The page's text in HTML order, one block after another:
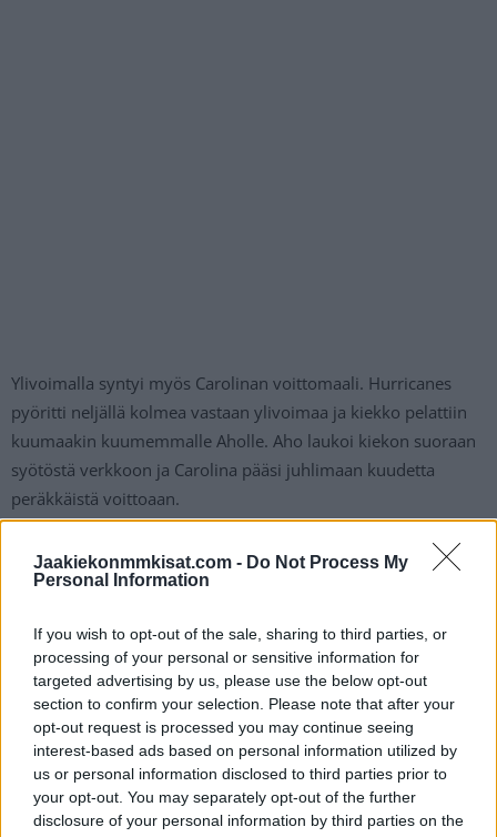
Jaakiekonmmkisat.com - Do Not Process My
Personal Information
If you wish to opt-out of the sale, sharing to third parties, or
processing of your personal or sensitive information for
targeted advertising by us, please use the below opt-out
section to confirm your selection. Please note that after your
opt-out request is processed you may continue seeing
interest-based ads based on personal information utilized by
us or personal information disclosed to third parties prior to
your opt-out. You may separately opt-out of the further
disclosure of your personal information by third parties on the
Ylivoimalla syntyi myös Carolinan voittomaali. Hurricanes
pyöritti neljällä kolmea vastaan ylivoimaa ja kiekko pelattiin
kuumaakin kuumemmalle Aholle. Aho laukoi kiekon suoraan
syötöstä verkkoon ja Carolina pääsi juhlimaan kuudetta
peräkkäistä voittoaan.
Sebastian Aho iskee voittomaalin ylivoimalla
https://twitter.com/ViaplayUrheilu/status/162065318006453
0432
Jos twiitti ei näy laitteellasi voit katsoa sen suoraanTwitteristä